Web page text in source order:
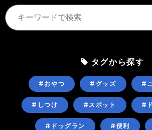
タグから探す
#おやつ #グッズ #
#しつけ #スポット #
#ドッグラン #便利